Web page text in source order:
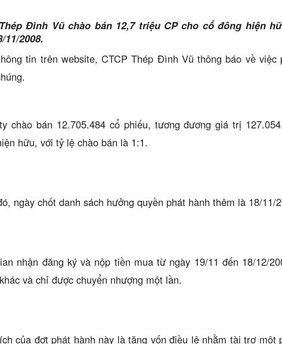
Đình Vũ chào bán 12,7 triệu CP cho cổ đông hiện
11/2008.
tin trên website, CTCP Thép Đình Vũ thông báo về việc
chào bán 12.705.484 cổ phiếu, tương đương giá trị
hữu, với tỷ lệ chào bán là 1:1.
ngày chốt danh sách hưởng quyền phát hành thêm là 18/11/
nhận đăng ký và nộp tiền mua từ ngày 19/11 đến 18/12/
và chỉ được chuyển nhượng một lần.
của đợt phát hành này là tăng vốn điều lệ nhằm tài trợ